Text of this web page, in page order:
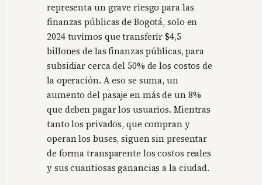
representa un grave riesgo para las
finanzas públicas de Bogotá, solo en
2024 tuvimos que transferir $4,5
billones de las finanzas públicas, para
subsidiar cerca del 50% de los costos de
la operación. A eso se suma, un
aumento del pasaje en más de un 8%
que deben pagar los usuarios. Mientras
tanto los privados, que compran y
operan los buses, siguen sin presentar
de forma transparente los costos reales
y sus cuantiosas ganancias a la ciudad.